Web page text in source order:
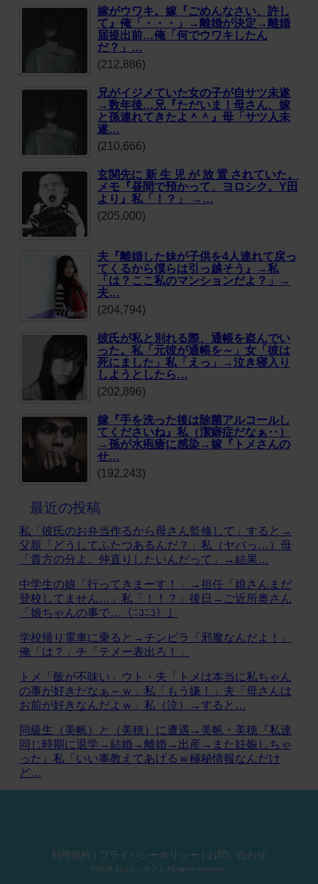
嫁がウワキ。嫁『ごめんなさい、許し
て』俺「・・・」→離婚が決定→離婚
届提出前…俺「何でウワキしたん
だ？」…
(212,886)
兄がイジメていた女の子が自サツ未遂
→数年後…兄『ただいま！母さん、嫁
と孫連れてきたよ＾＾』母「サツ人未
遂…
(210,666)
玄関先に 新 生 児 が 放 置 されていた。
メモ『昼間で預かって、ヨロシク。Y田
より』私「！？」 →…
(205,000)
夫『離婚した妹が子供を4人連れて戻っ
てくるから僕らは引っ越そう』→私
「は？ここ私のマンションだよ？」→
夫…
(204,794)
彼氏が私と別れる際、通帳を盗んでい
った。私「元彼が通帳を～」女「彼は
死にました」私「えっ」→泣き寝入り
しようとしたら…
(202,896)
嫁『手を洗った後は除菌アルコールし
てくださいね』私（潔癖症だなぁ‥）
→孫が水疱瘡に感染→嫁『トメさんの
せ…
(192,243)
最近の投稿
私「彼氏のお弁当作るから母さん監修して」すると→
父親「どうしてふたつあるんだ？」私（ヤバっ…）母
「貴方の分よ。仲直りしたいんだって」→結果…
中学生の娘「行ってきまーす！」→担任「娘さんまだ
登校してません…」私「！！？」後日→ご近所奥さん
「娘ちゃんの事で…（ﾆｺﾆｺ）」
学校帰り電車に乗ると→チンピラ「邪魔なんだよ！」
俺「は？」チ「テメー表出ろ！」
トメ「飯が不味い」ウト・夫「トメは本当に私ちゃん
の事が好きだなぁ～ｗ」私「もう嫌！」夫「母さんは
お前が好きなんだよｗ」私（泣）→すると…
同級生（美帆）と（美穂）に遭遇→美帆・美穂『私達
同じ時期に退学→結婚→離婚→出産→また妊娠しちゃ
った』私「いい事教えてあげるｗ極秘情報なんだけ
ど…
利用規約 プライバシーポリシー お問い合わせ
©2026 おはなしカフェ All rights reserved.